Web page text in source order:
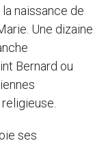
naissance de
Une dizaine
Bernard ou
ses